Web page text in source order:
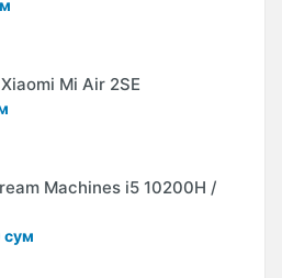
Mi Air 2SE
Machines i5 10200H /
сум